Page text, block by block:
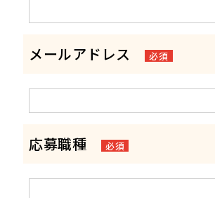
メールアドレス 必須
応募職種 必須